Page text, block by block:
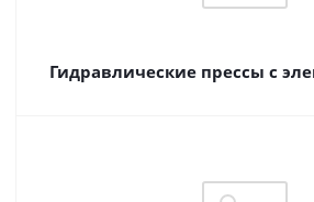
Гидравлические прессы с